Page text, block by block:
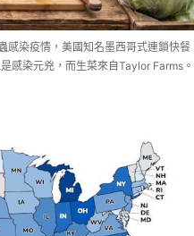
感染疫情，美國知名墨西哥式連鎖快餐
感染元兇，而生菜來自Taylor Farms。